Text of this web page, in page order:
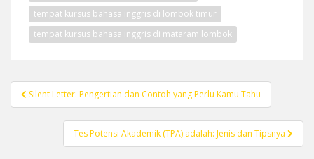
tempat kursus bahasa inggris di lombok timur
tempat kursus bahasa inggris di mataram lombok
Post
navigation
Silent Letter: Pengertian dan Contoh yang Perlu Kamu Tahu
Tes Potensi Akademik (TPA) adalah: Jenis dan Tipsnya